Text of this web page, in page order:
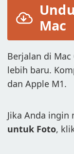
BELI
DUKUNGAN:
HUBUNGI
PULIHKAN
Mac
Berjalan di
lebih baru.
dan Apple M1.
Jika Anda ingin
untuk Foto,